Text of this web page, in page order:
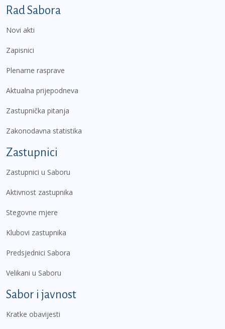
Podnožje prvi izbornik
Rad Sabora
Novi akti
Zapisnici
Plenarne rasprave
Aktualna prijepodneva
Zastupnička pitanja
Zakonodavna statistika
Zastupnici
Zastupnici u Saboru
Aktivnost zastupnika
Stegovne mjere
Klubovi zastupnika
Predsjednici Sabora
Velikani u Saboru
Sabor i javnost
Kratke obavijesti